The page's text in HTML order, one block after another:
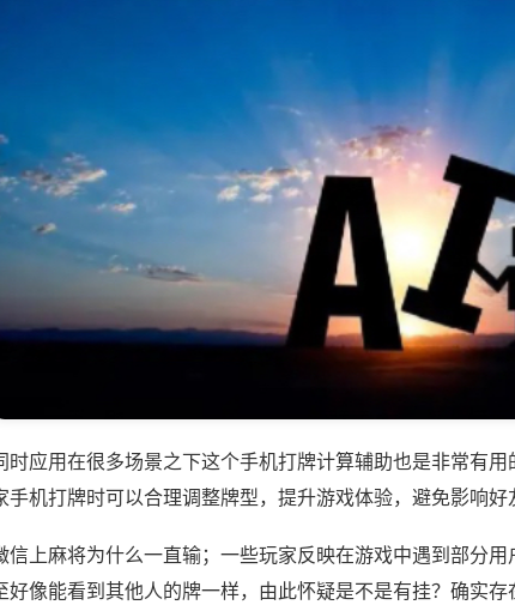
时应用在很多场景之下这个手机打牌计算辅助也是非常有
手机打牌时可以合理调整牌型，提升游戏体验，避免影响好
信上麻将为什么一直输；一些玩家反映在游戏中遇到部分
好像能看到其他人的牌一样，由此怀疑是不是有挂？确实